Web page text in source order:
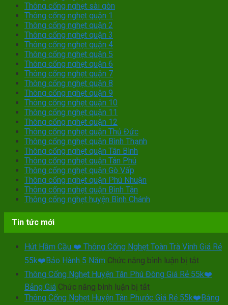
Thông cống nghẹt sài gòn
Thông cống nghẹt quận 1
Thông cống nghẹt quận 2
Thông cống nghẹt quận 3
Thông cống nghẹt quận 4
Thông cống nghẹt quận 5
Thông cống nghẹt quận 6
Thông cống nghẹt quận 7
Thông cống nghẹt quận 8
Thông cống nghẹt quận 9
Thông cống nghẹt quận 10
Thông cống nghẹt quận 11
Thông cống nghẹt quận 12
Thông cống nghẹt quận Thủ Đức
Thông cống nghẹt quận Bình Thạnh
Thông cống nghẹt quận Tân Bình
Thông cống nghẹt quận Tân Phú
Thông cống nghẹt quận Gò Vấp
Thông cống nghẹt quận Phú Nhuận
Thông cống nghẹt quận Bình Tân
Thông cống nghẹt huyện Bình Chánh
Tin tức mới
Hút Hầm Cầu ❤️ Thông Cống Nghẹt Toàn Trà Vinh Giá Rẻ
55k❤️Bảo Hành 5 Năm Chức năng bình luận bị tắtở
Hút
Hầm
❤️
Thông Cống Nghẹt Huyện Tân Phú Đông Giá Rẻ 55k❤️
Bảng Giá Chức năng bình luận bị tắtở
Thông
Thông Cống Nghẹt Huyện Tân Phước Giá Rẻ 55k❤️Bảng